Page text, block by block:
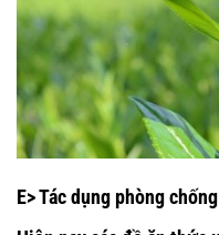
E> Tác dụng phòng